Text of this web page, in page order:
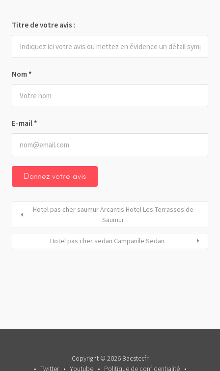
Nom *
E-mail *
Titre de votre avis :
Hotel pas cher saumur Arcantis Hotel Les Terrasses de
Saumur
Hotel pas cher sedan Campanile Sedan
Copyright © 2026 Bacster.fr
Twitter
Youtube Politique de confidentialité